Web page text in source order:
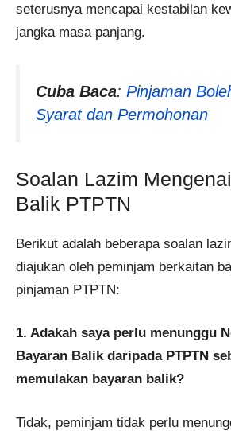
seterusnya mencapai kestabilan
jangka masa panjang.
Cuba Baca: Pinjaman
Syarat dan Permohonan
Soalan Lazim
Balik PTPTN
Berikut adalah beberapa soalan
diajukan oleh peminjam berkaitan
pinjaman PTPTN:​
1. Adakah saya perlu menunggu
Bayaran Balik daripada PTPTN
memulakan bayaran balik?
Tidak, peminjam tidak perlu